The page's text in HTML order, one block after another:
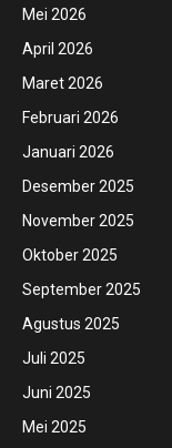
Mei 2026
April 2026
Maret 2026
Februari 2026
Januari 2026
Desember 2025
November 2025
Oktober 2025
September 2025
Agustus 2025
Juli 2025
Juni 2025
Mei 2025